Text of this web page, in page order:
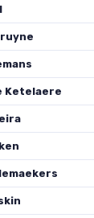
Ketelaere